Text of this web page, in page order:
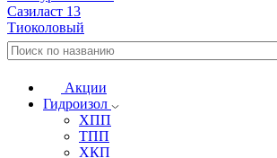
Сазиласт 13
Тиоколовый
Акции
Гидроизол
ХПП
ТПП
ХКП